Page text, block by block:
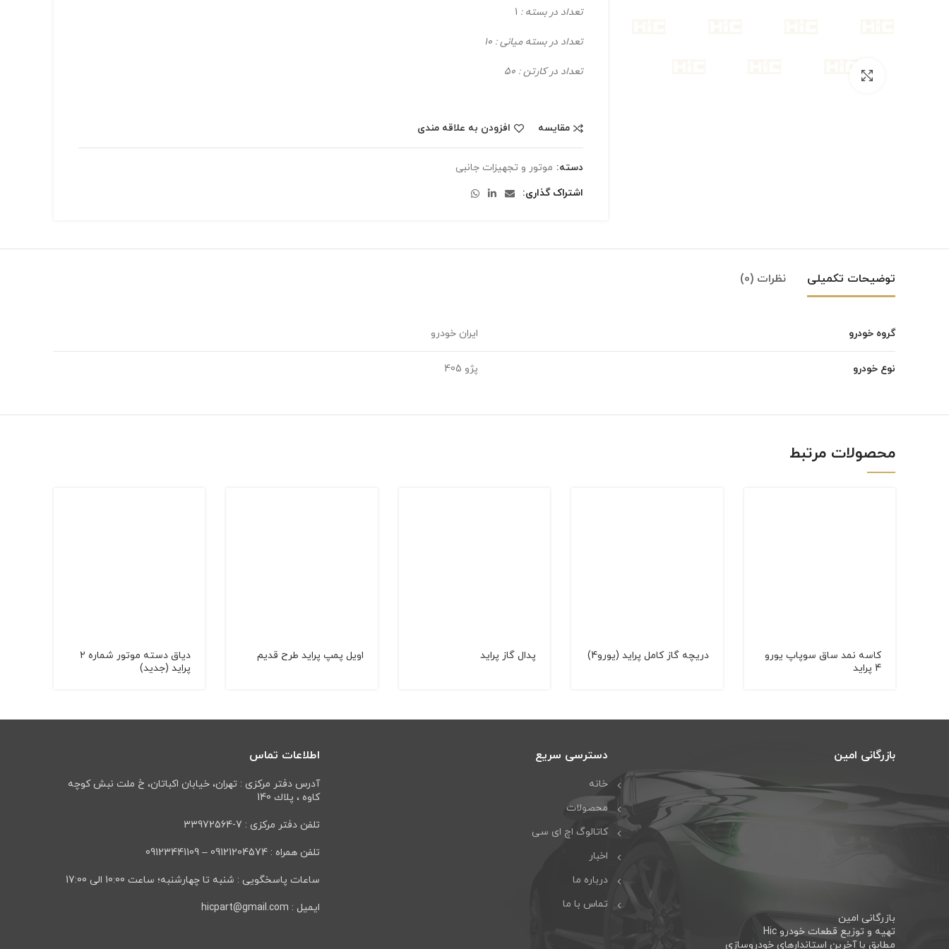
تعداد در بسته :
تعداد در بسته میانی : 10
تعداد در کارتن : 50
مقایسه افزودن به علاقه مندی
دسته: موتور و تجهیزات جانبی
اشتراک گذاری
توضیحات تکمیلی نظرات (0)
گروه خودرو ایران خودرو
نوع خودرو پژو 405
محصولات مرتبط
کاسه نمد ساق سوپاپ یورو
4 پراید
دریچه گاز کامل پراید (یورو4) پدال گاز پراید اویل پمپ پراید طرح قدیم
دیاق دسته موتور شماره 2
پراید (جدید)
بازرگانی امین
بازرگانی امین
تهیه و توزیع قطعات خودرو Hic
مطابق با آخرین استاندارهای خودروسازی
دسترسی سریع
خانه
محصولات
کاتالوگ اچ ای سی
اخبار
درباره ما
تماس با ما
اطلاعات تماس
آدرس دفتر مرکزی : تهران، خيابان اكباتان، خ ملت نبش كوچه
كاوه ، پلاك 140
تلفن دفتر مرکزی : 7-33972564
تلفن همراه : 09121204574 – 09123441109
ساعات پاسخگویی : شنبه تا چهارشنبه؛ ساعت 10:00 الی 17:00
ایمیل : hicpart@gmail.com